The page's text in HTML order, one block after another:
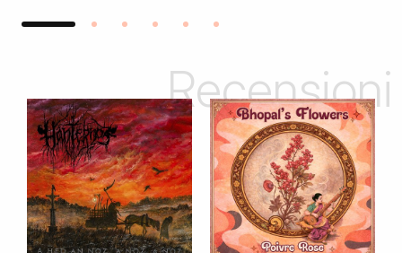
Recensioni